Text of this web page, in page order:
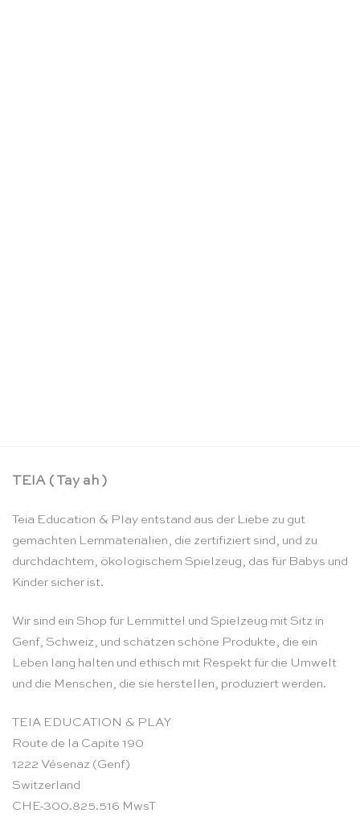
TEIA ( Tay ah )
Teia Education & Play entstand aus der Liebe zu gut
gemachten Lernmaterialien, die zertifiziert sind, und zu
durchdachtem, ökologischem Spielzeug, das für Babys und
Kinder sicher ist.
Wir sind ein Shop für Lernmittel und Spielzeug mit Sitz in
Genf, Schweiz, und schätzen schöne Produkte, die ein
Leben lang halten und ethisch mit Respekt für die Umwelt
und die Menschen, die sie herstellen, produziert werden.
TEIA EDUCATION & PLAY
Route de la Capite 190
1222 Vésenaz (Genf)
Switzerland
CHE-300.825.516 MwsT